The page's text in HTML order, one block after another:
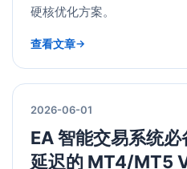
硬核优化方案。
查看文章
2026-06-01
EA 智能交易系统
延迟的 MT4/MT5